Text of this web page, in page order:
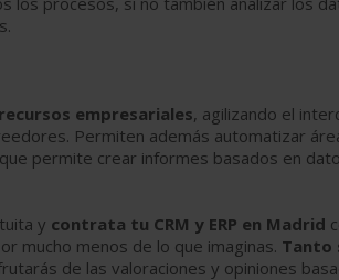
empresariales, agilizando el
Permiten además automatizar
permite crear informes basados en
y contrata tu CRM y ERP en Madrid
mucho menos de lo que imaginas. Tanto
de las valoraciones y opiniones